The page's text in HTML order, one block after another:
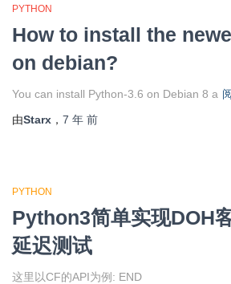
PYTHON
How to install the
on debian?
You can install Python-3.6 on Debian 8 a
由Starx ， 7 年 前
PYTHON
Python3简单实现DOH
延迟测试
这里以CF的API为例: END